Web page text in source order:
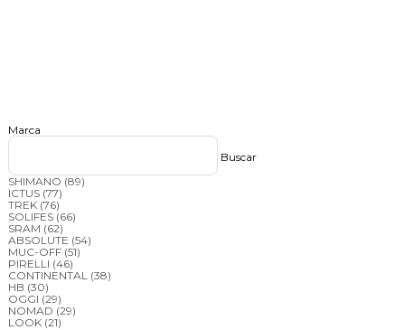
Marca
Buscar
SHIMANO (89)
ICTUS (77)
TREK (76)
SOLIFES (66)
SRAM (62)
ABSOLUTE (54)
MUC-OFF (51)
PIRELLI (46)
CONTINENTAL (38)
HB (30)
OGGI (29)
NOMAD (29)
LOOK (21)